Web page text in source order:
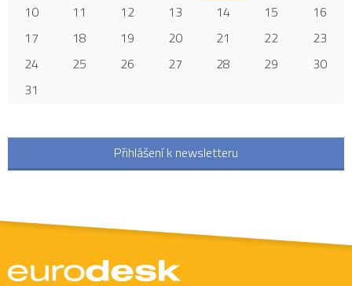
10
11 12 13 14 15
16
17
18 19 20 21 22
23
24
25 26 27 28 29
30
31
Přihlášení k newsletteru